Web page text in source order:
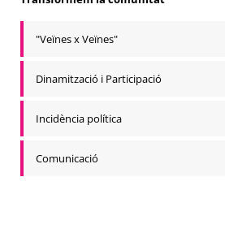
"Veïnes x Veïnes"
Dinamització i Participació
Incidència política
Comunicació